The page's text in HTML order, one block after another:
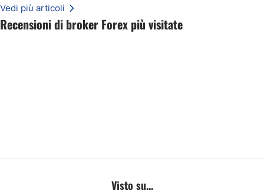
Recensioni di broker Forex più visitate
Vedi più articoli
Visto su...